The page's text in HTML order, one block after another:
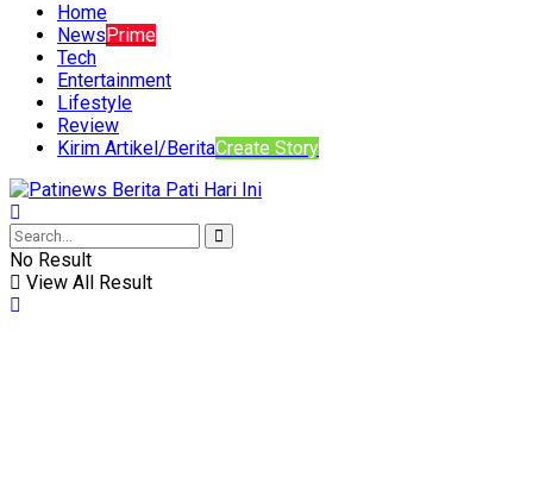
Home
NewsPrime
Tech
Entertainment
Lifestyle
Review
Kirim Artikel/BeritaCreate Story
No Result
View All Result